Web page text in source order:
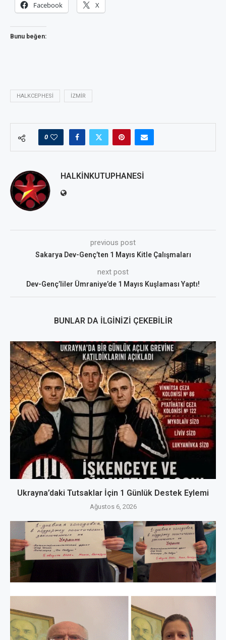
Facebook X
Bunu beğen:
HALKCEPHESI IZMIR
0
HALKINKUTUPHANESI
previous post
Sakarya Dev-Genç’ten 1 Mayıs Kitle Çalışmaları
next post
Dev-Genç’liler Ümraniye’de 1 Mayıs Kuşlaması Yaptı!
BUNLAR DA İLGINIZI ÇEKEBILIR
Ukrayna’daki Tutsaklar İçin 1 Günlük Destek Eylemi
Ağustos 6, 2026